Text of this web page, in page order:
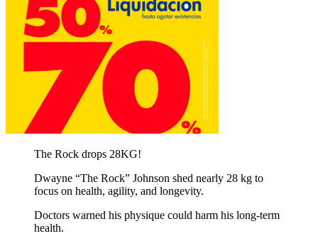
The Rock drops 28KG!
Dwayne “The Rock” Johnson shed nearly 28 kg to
focus on health, agility, and longevity.
Doctors warned his physique could harm his long-term
health.